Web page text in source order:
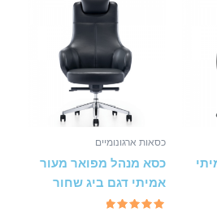
כסאות ארגונומיים
כסא מנהל מפואר מעור
אמיתי דגם ביג שחור